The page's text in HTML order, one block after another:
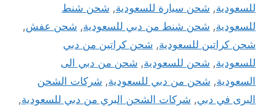
للسعودية, شحن سيارة للسعودية, شحن شنط
للسعودية, شحن شنط من دبي للسعودية, شحن عفش,
شحن كراتين للسعودية, شحن كراتين من دبي
للسعودية, شحن للسعودية, شحن من دبي الى
السعودية, شحن من دبي للسعودية, شركات الشحن
البرى في دبي, شركات الشحن البري من دبي للسعودية,